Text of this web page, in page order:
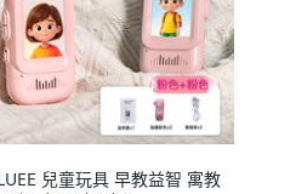
兒童玩具 早教益智 寓教